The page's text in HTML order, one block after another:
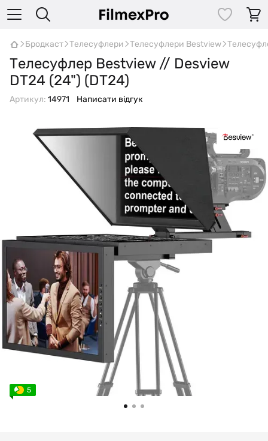
Бродкаст Телесуфлери Телесуфлери Bestview
Телесуфлер Bestview // Desview
DT24 (24") (DT24)
Артикул: 14971 Написати відгук
5